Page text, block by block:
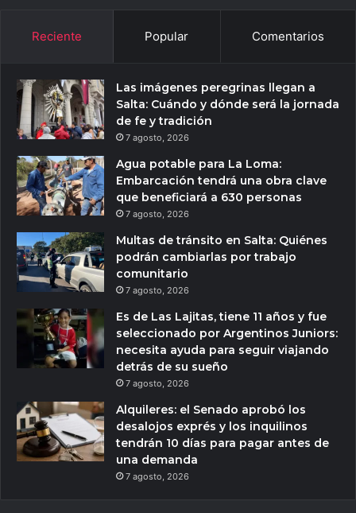
Reciente Popular Comentarios
Las imágenes peregrinas llegan a
Salta: Cuándo y dónde será la jornada
de fe y tradición
7 agosto, 2026
Agua potable para La Loma:
Embarcación tendrá una obra clave
que beneficiará a 630 personas
7 agosto, 2026
Multas de tránsito en Salta: Quiénes
podrán cambiarlas por trabajo
comunitario
7 agosto, 2026
Es de Las Lajitas, tiene 11 años y fue
seleccionado por Argentinos Juniors:
necesita ayuda para seguir viajando
detrás de su sueño
7 agosto, 2026
Alquileres: el Senado aprobó los
desalojos exprés y los inquilinos
tendrán 10 días para pagar antes de
una demanda
7 agosto, 2026